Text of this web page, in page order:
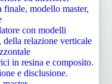
modello master,
con modelli
relazione verticale
in resina e composito.
e disclusione.